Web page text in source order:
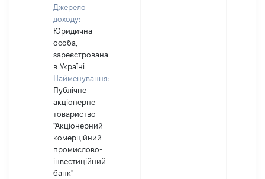
Джерело
доходу:
Юридична
особа,
зареєстрована
в Україні
Найменування:
Публічне
акціонерне
товариство
"Акціонерний
комерційний
промислово-
інвестиційний
банк"